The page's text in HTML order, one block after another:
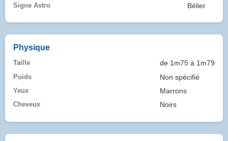
Signe Astro Bélier
Physique
Taille de 1m75 à 1m79
Poids Non spécifié
Yeux Marrons
Cheveux Noirs